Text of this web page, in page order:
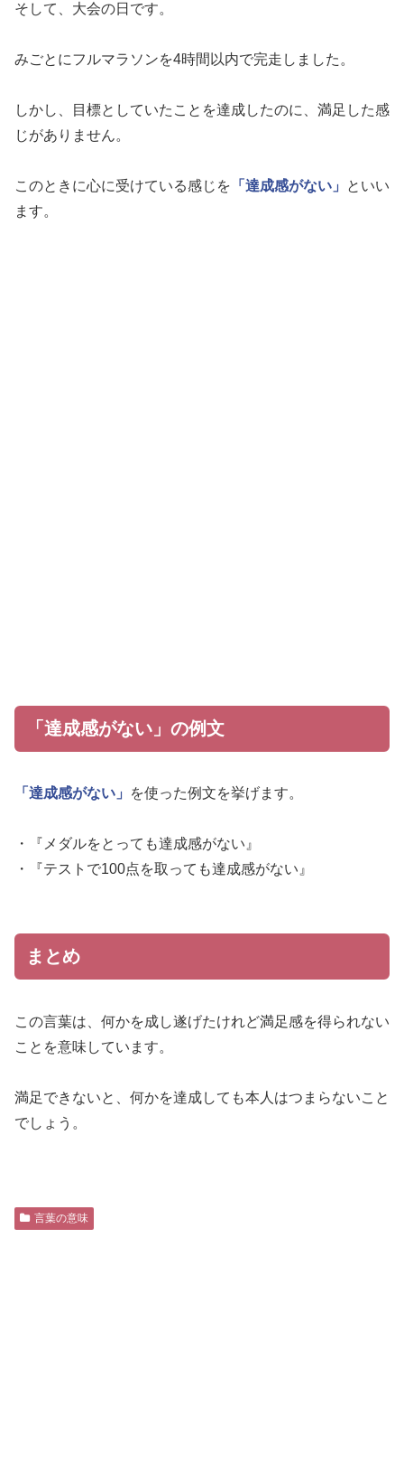
そして、大会の日です。
みごとにフルマラソンを4時間以内で完走しました。
しかし、目標としていたことを達成したのに、満足した感
じがありません。
このときに心に受けている感じを 「達成感がない」
といい
ます。
「達成感がない」の例文
「達成感がない」 を使った例文を挙げます。
・『メダルをとっても達成感がない』
・『テストで100点を取っても達成感がない』
まとめ
この言葉は、何かを成し遂げたけれど満足感を得られない
ことを意味しています。
満足できないと、何かを達成しても本人はつまらないこと
でしょう。
言葉の意味